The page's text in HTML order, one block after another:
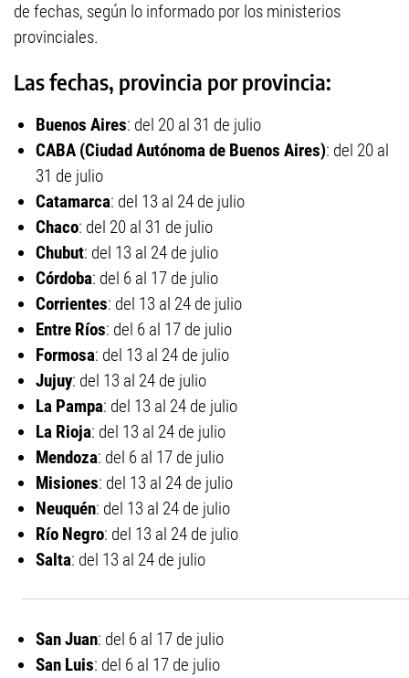
de fechas, según lo informado por los ministerios
provinciales.
Las fechas, provincia por provincia:
Buenos Aires: del 20 al 31 de julio
CABA (Ciudad Autónoma de Buenos Aires): del 20 al
31 de julio
Catamarca: del 13 al 24 de julio
Chaco: del 20 al 31 de julio
Chubut: del 13 al 24 de julio
Córdoba: del 6 al 17 de julio
Corrientes: del 13 al 24 de julio
Entre Ríos: del 6 al 17 de julio
Formosa: del 13 al 24 de julio
Jujuy: del 13 al 24 de julio
La Pampa: del 13 al 24 de julio
La Rioja: del 13 al 24 de julio
Mendoza: del 6 al 17 de julio
Misiones: del 13 al 24 de julio
Neuquén: del 13 al 24 de julio
Río Negro: del 13 al 24 de julio
Salta: del 13 al 24 de julio
San Juan: del 6 al 17 de julio
San Luis: del 6 al 17 de julio